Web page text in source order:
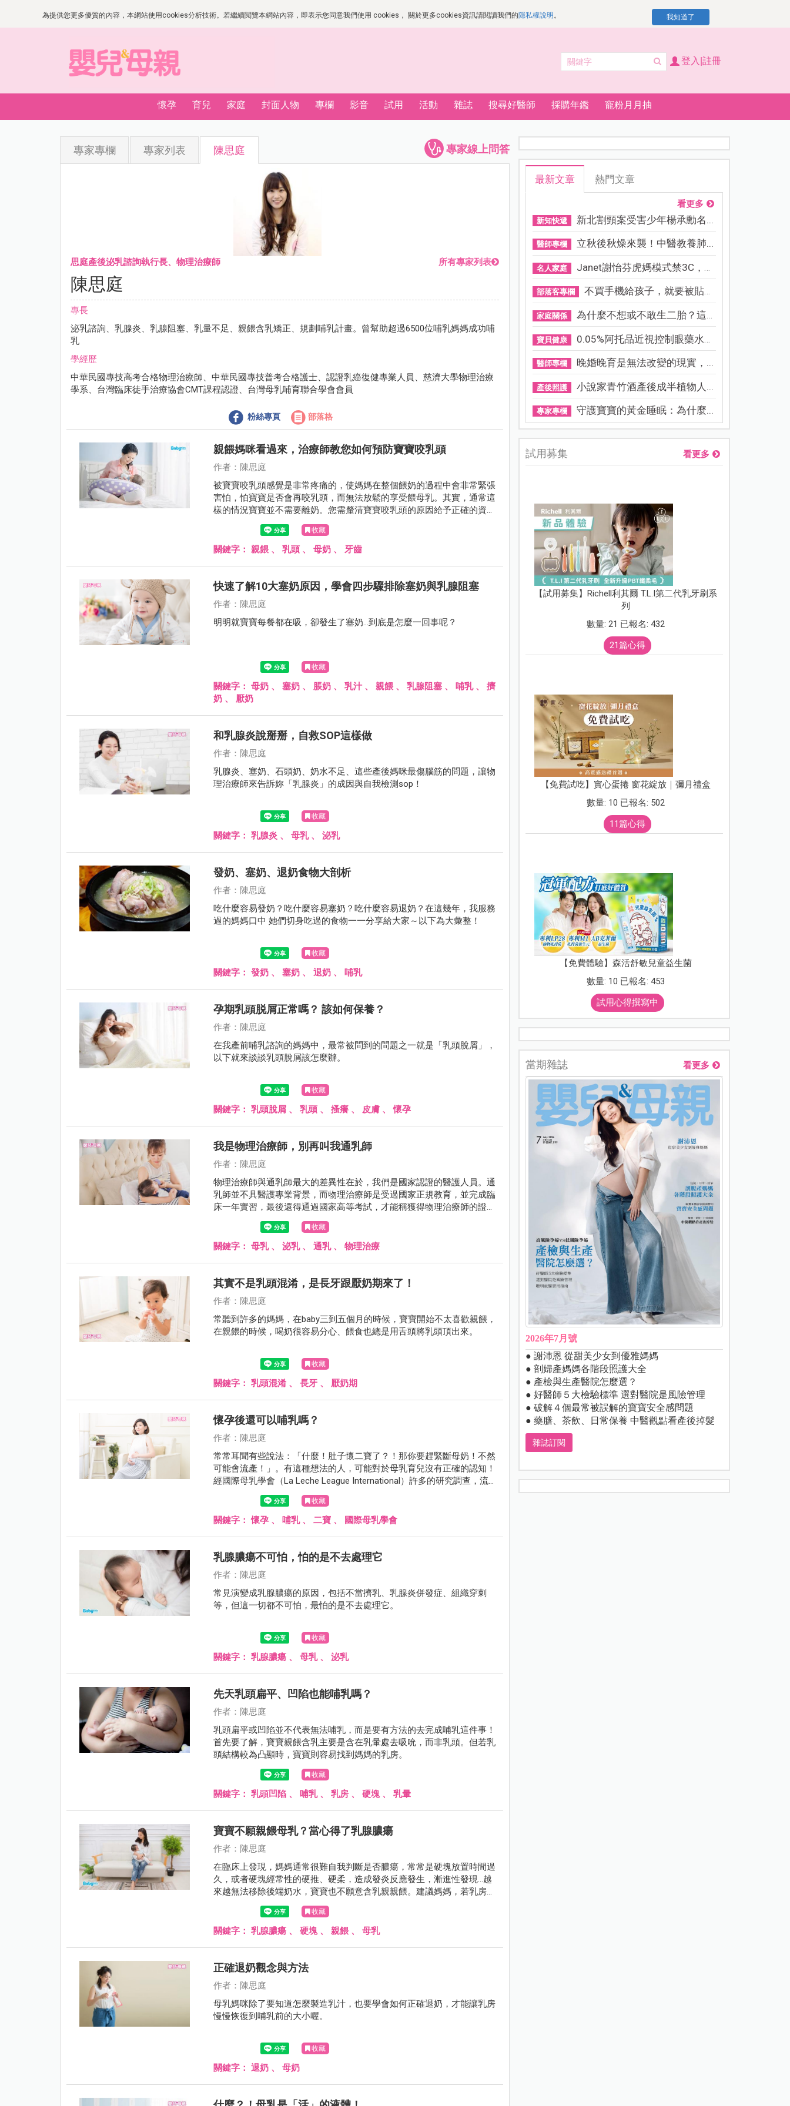
為提供您更多優質的內容，本網站使用cookies分析技術。若繼續閱覽本網站內容，即表示您同意我們使用 cookies， 關於更多cookies資訊請閱讀我們的隱私權說明 。 我知道了
登入|註冊
懷孕 育兒 家庭 封面人物 專欄 影音 試用 活動 雜誌 搜尋好醫師 採購年鑑 寵粉月月抽
專家線上問答
專家專欄 專家列表 陳思庭
思庭產後泌乳諮詢執行長、物理治療師 所有專家列表
陳思庭
專長
泌乳諮詢、乳腺炎、乳腺阻塞、乳量不足、親餵含乳矯正、規劃哺乳計畫。曾幫助超過6500位哺乳媽媽成功哺
乳
學經歷
中華民國專技高考合格物理治療師、中華民國專技普考合格護士、認證乳癌復健專業人員、慈濟大學物理治療
學系、台灣臨床徒手治療協會CMT課程認證、台灣母乳哺育聯合學會會員
粉絲專頁 部落格
親餵媽咪看過來，治療師教您如何預防寶寶咬乳頭
作者：陳思庭
被寶寶咬乳頭感覺是非常疼痛的，使媽媽在整個餵奶的過程中會非常緊張
害怕，怕寶寶是否會再咬乳頭，而無法放鬆的享受餵母乳。其實，通常這
樣的情況寶寶並不需要離奶。您需釐清寶寶咬乳頭的原因給予正確的資訊
收藏
關鍵字： 親餵 、 乳頭 、 母奶 、 牙齒
快速了解10大塞奶原因，學會四步驟排除塞奶與乳腺阻塞
作者：陳思庭
明明就寶寶每餐都在吸，卻發生了塞奶…到底是怎麼一回事呢？
收藏
關鍵字： 母奶 、 塞奶 、 脹奶 、 乳汁、 親餵 、 乳腺阻塞 、 哺乳、 擠
奶 、 厭奶
和乳腺炎說掰掰，自救SOP這樣做
作者：陳思庭
乳腺炎、塞奶、石頭奶、奶水不足、這些產後媽咪最傷腦筋的問題，讓物
理治療師來告訴妳「乳腺炎」的成因與自我檢測sop！
收藏
關鍵字： 乳腺炎 、 母乳、 泌乳
發奶、塞奶、退奶食物大剖析
作者：陳思庭
吃什麼容易發奶？吃什麼容易塞奶？吃什麼容易退奶？在這幾年，我服務
過的媽媽口中 她們切身吃過的食物一一分享給大家～以下為大彙整！
收藏
關鍵字： 發奶 、 塞奶 、 退奶 、 哺乳
孕期乳頭脱屑正常嗎？ 該如何保養？
作者：陳思庭
在我產前哺乳諮詢的媽媽中，最常被問到的問題之一就是「乳頭脫屑」，
以下就來談談乳頭脫屑該怎麼辦。
收藏
關鍵字： 乳頭脫屑 、 乳頭 、 搔癢 、 皮膚 、懷孕
我是物理治療師，別再叫我通乳師
作者：陳思庭
物理治療師與通乳師最大的差異性在於，我們是國家認證的醫護人員。通
乳師並不具醫護專業背景，而物理治療師是受過國家正規教育，並完成臨
床一年實習，最後還得通過國家高等考試，才能稱獲得物理治療師的證
照。不管是解剖生理，肌肉走向，軟組織處置，淋巴引流等等，這些都是
經過國家的認證，因此在處理乳房組織時，我們的專業是有國家背書的。
收藏
關鍵字： 母乳、 泌乳、 通乳、 物理治療
其實不是乳頭混淆，是長牙跟厭奶期來了！
作者：陳思庭
常聽到許多的媽媽，在baby三到五個月的時候，寶寶開始不太喜歡親餵，
在親餵的時候，喝奶很容易分心、餵食也總是用舌頭將乳頭頂出來。
收藏
關鍵字： 乳頭混淆 、 長牙 、 厭奶期
懷孕後還可以哺乳嗎？
作者：陳思庭
常常耳聞有些說法：「什麼！肚子懷二寶了？！那你要趕緊斷母奶！不然
可能會流產！」。有這種想法的人，可能對於母乳育兒沒有正確的認知！
經國際母乳學會（La Leche League International）許多的研究調查，流產
與哺乳並無絕對因果關係。通常會有這種混淆，其實是沒搞清楚懷孕期間
哺乳需要注意的事情是什麼；如果有了解，並學會觀察異狀，當然是可以
持續哺乳的！
收藏
關鍵字：懷孕 、 哺乳、 二寶 、 國際母乳學會
乳腺膿瘍不可怕，怕的是不去處理它
作者：陳思庭
常見演變成乳腺膿瘍的原因，包括不當擠乳、乳腺炎併發症、組織穿刺
等，但這一切都不可怕，最怕的是不去處理它。
收藏
關鍵字： 乳腺膿瘍 、 母乳、 泌乳
先天乳頭扁平、凹陷也能哺乳嗎？
作者：陳思庭
乳頭扁平或凹陷並不代表無法哺乳，而是要有方法的去完成哺乳這件事！
首先要了解，寶寶親餵含乳主要是含在乳暈處去吸吮，而非乳頭。但若乳
頭結構較為凸顯時，寶寶則容易找到媽媽的乳房。
收藏
關鍵字： 乳頭凹陷 、 哺乳、 乳房 、 硬塊、 乳暈
寶寶不願親餵母乳？當心得了乳腺膿瘍
作者：陳思庭
在臨床上發現，媽媽通常很難自我判斷是否膿瘍，常常是硬塊放置時間過
久，或者硬塊經常性的硬推、硬柔，造成發炎反應發生，漸進性發現…越
來越無法移除後端奶水，寶寶也不願意含乳親親餵。建議媽媽，若乳房硬
塊放置超過48小時以上，寶寶不願意親餵，且自我無法排除，可尋求專業
物理治療師，協助評估乳房狀態，並將硬塊移除！避免膿瘍產生！
收藏
關鍵字： 乳腺膿瘍 、 硬塊、 親餵 、 母乳
正確退奶觀念與方法
作者：陳思庭
母乳媽咪除了要知道怎麼製造乳汁，也要學會如何正確退奶，才能讓乳房
慢慢恢復到哺乳前的大小喔。
收藏
關鍵字： 退奶 、 母奶
最新文章 熱門文章
看更多
新知快遞 新北割頸案受害少年楊承勳名...
醫師專欄 立秋後秋燥來襲！中醫教養肺...
名人家庭 Janet謝怡芬虎媽模式禁3C，看...
部落客專欄 不買手機給孩子，就要被貼「...
家庭關係 為什麼不想或不敢生二胎？這8...
寶貝健康 0.05%阿托品近視控制眼藥水納...
醫師專欄 晚婚晚育是無法改變的現實，...
產後照護 小說家青竹酒產後成半植物人...
專家專欄 守護寶寶的黃金睡眠：為什麼...
試用募集 看更多
【試用募集】Richell利其爾 T.L.I第二代乳牙刷系
列
數量: 21 已報名: 432
21篇心得
【免費試吃】實心蛋捲 窗花綻放｜彌月禮盒
數量: 10 已報名: 502
11篇心得
【免費體驗】森活舒敏兒童益生菌
數量: 10 已報名: 453
試用心得撰寫中
當期雜誌 看更多
2026年7月號
● 謝沛恩 從甜美少女到優雅媽媽
● 剖婦產媽媽各階段照護大全
● 產檢與生產醫院怎麼選？
● 好醫師５大檢驗標準 選對醫院是風險管理
● 破解４個最常被誤解的寶寶安全感問題
● 藥膳、茶飲、日常保養 中醫觀點看產後掉髮
雜誌訂閱